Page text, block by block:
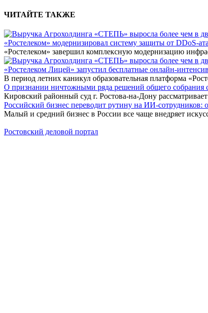
ЧИТАЙТЕ ТАКЖЕ
«Ростелеком» модернизировал систему защиты от DDoS-
«Ростелеком» завершил комплексную модернизацию
«Ростелеком Лицей» запустил бесплатные онлайн-
В период летних каникул образовательная платформа
О признании ничтожными ряда решений общего собрания
Кировский районный суд г. Ростова-на-Дону
Российский бизнес переводит рутину на ИИ-
Малый и средний бизнес в России все чаще внедряет
Ростовский деловой портал